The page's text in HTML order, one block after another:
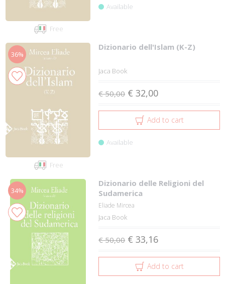
Free
Available
36%
Free
Dizionario dell'Islam (K-Z)
Jaca Book
€ 50,00 € 32,00
Add to cart
Available
34%
Dizionario delle Religioni del
Sudamerica
Eliade Mircea
Jaca Book
€ 50,00 € 33,16
Add to cart